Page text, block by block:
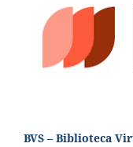
BVS – Biblioteca